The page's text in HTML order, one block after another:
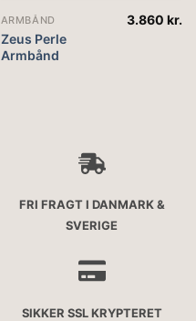
ARMBÅND
Zeus Perle
Armbånd
3.860kr.
FRI FRAGT I DANMARK &
SVERIGE
SIKKER SSL KRYPTERET